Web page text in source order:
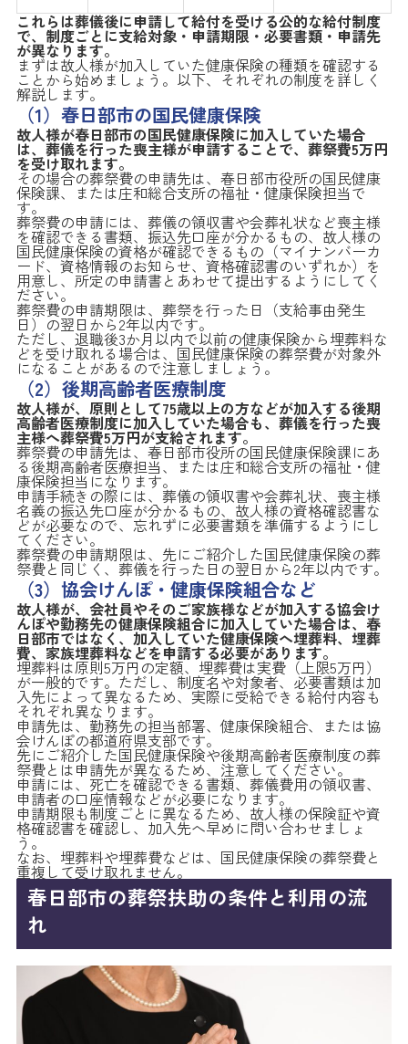
これらは葬儀後に申請して給付を受ける公的な給付制度
で、制度ごとに支給対象・申請期限・必要書類・申請先
が異なります。
まずは故人様が加入していた健康保険の種類を確認する
ことから始めましょう。以下、それぞれの制度を詳しく
解説します。
（1）春日部市の国民健康保険
故人様が春日部市の国民健康保険に加入していた場合
は、葬儀を行った喪主様が申請することで、葬祭費5万円
を受け取れます。
その場合の葬祭費の申請先は、春日部市役所の国民健康
保険課、または庄和総合支所の福祉・健康保険担当で
す。
葬祭費の申請には、葬儀の領収書や会葬礼状など喪主様
を確認できる書類、振込先口座が分かるもの、故人様の
国民健康保険の資格が確認できるもの（マイナンバーカ
ード、資格情報のお知らせ、資格確認書のいずれか）を
用意し、所定の申請書とあわせて提出するようにしてく
ださい。
葬祭費の申請期限は、葬祭を行った日（支給事由発生
日）の翌日から2年以内です。
ただし、退職後3か月以内で以前の健康保険から埋葬料な
どを受け取れる場合は、国民健康保険の葬祭費が対象外
になることがあるので注意しましょう。
（2）後期高齢者医療制度
故人様が、原則として75歳以上の方などが加入する後期
高齢者医療制度に加入していた場合も、葬儀を行った喪
主様へ葬祭費5万円が支給されます。
葬祭費の申請先は、春日部市役所の国民健康保険課にあ
る後期高齢者医療担当、または庄和総合支所の福祉・健
康保険担当になります。
申請手続きの際には、葬儀の領収書や会葬礼状、喪主様
名義の振込先口座が分かるもの、故人様の資格確認書な
どが必要なので、忘れずに必要書類を準備するようにし
てください。
葬祭費の申請期限は、先にご紹介した国民健康保険の葬
祭費と同じく、葬儀を行った日の翌日から2年以内です。
（3）協会けんぽ・健康保険組合など
故人様が、会社員やそのご家族様などが加入する協会け
んぽや勤務先の健康保険組合に加入していた場合は、春
日部市ではなく、加入していた健康保険へ埋葬料、埋葬
費、家族埋葬料などを申請する必要があります。
埋葬料は原則5万円の定額、埋葬費は実費（上限5万円）
が一般的です。ただし、制度名や対象者、必要書類は加
入先によって異なるため、実際に受給できる給付内容も
それぞれ異なります。
申請先は、勤務先の担当部署、健康保険組合、または協
会けんぽの都道府県支部です。
先にご紹介した国民健康保険や後期高齢者医療制度の葬
祭費とは申請先が異なるため、注意してください。
申請には、死亡を確認できる書類、葬儀費用の領収書、
申請者の口座情報などが必要になります。
申請期限も制度ごとに異なるため、故人様の保険証や資
格確認書を確認し、加入先へ早めに問い合わせましょ
う。
なお、埋葬料や埋葬費などは、国民健康保険の葬祭費と
重複して受け取れません。
春日部市の葬祭扶助の条件と利用の流
れ